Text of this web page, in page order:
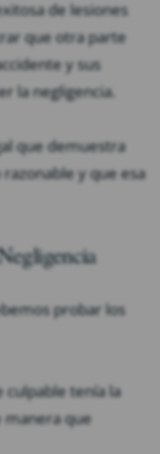
de lesiones
que otra parte
y sus
la negligencia.
que demuestra
y que esa
probar los
culpable tenía la
manera que